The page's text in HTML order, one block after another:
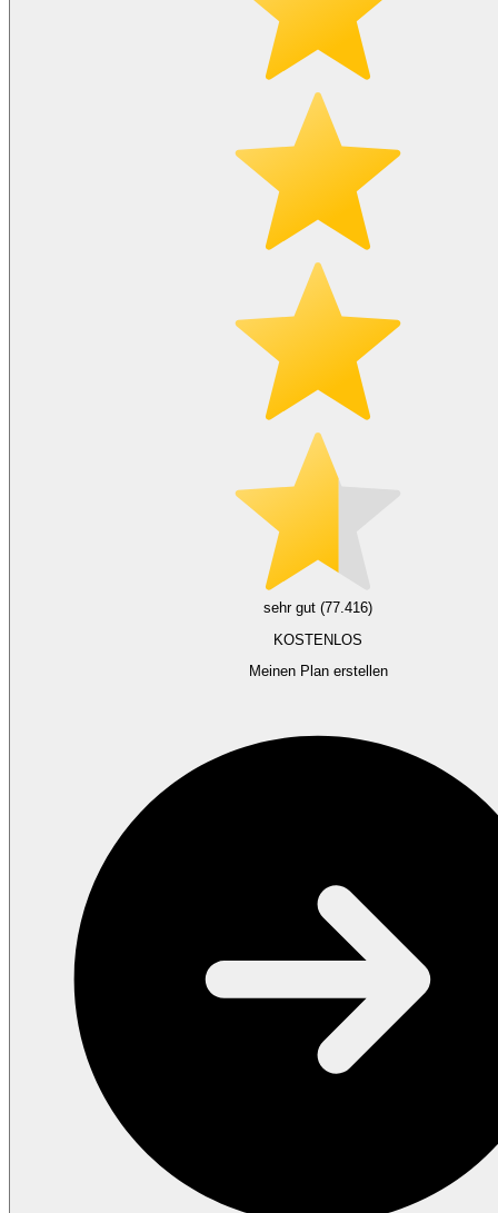
sehr gut (77.416)
KOSTENLOS
Meinen Plan erstellen